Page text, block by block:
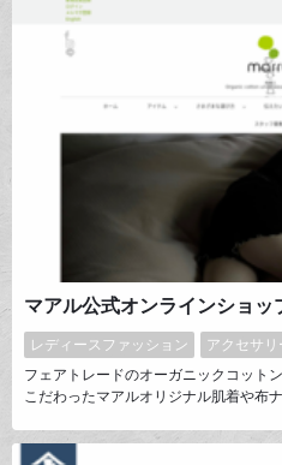
レディースファッション アクセサ
フェアトレードのオーガニックコット
こだわったマアルオリジナル肌着や布
しています。